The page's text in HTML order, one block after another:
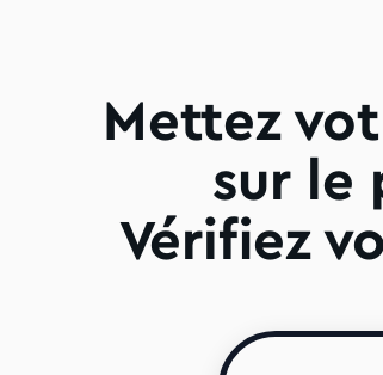
Mettez
sur le
Vérifiez